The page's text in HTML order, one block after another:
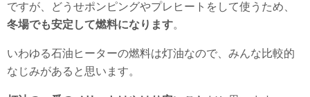
ですが、どうせポンピングやプレヒートをして使うため、
冬場でも安定して燃料になります。
いわゆる石油ヒーターの燃料は灯油なので、みんな比較的
なじみがあると思います。